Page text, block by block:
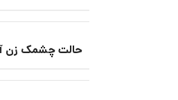
حالت چشمک زن